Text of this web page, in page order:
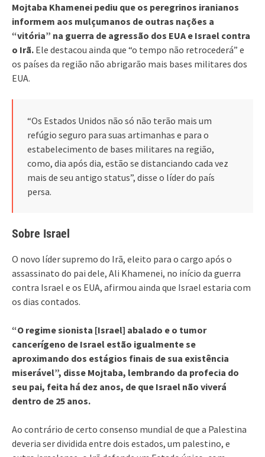
Mojtaba Khamenei pediu que os peregrinos iranianos
informem aos mulçumanos de outras nações a
“vitória” na guerra de agressão dos EUA e Israel contra
o Irã. Ele destacou ainda que “o tempo não retrocederá” e
os países da região não abrigarão mais bases militares dos
EUA.
“Os Estados Unidos não só não terão mais um
refúgio seguro para suas artimanhas e para o
estabelecimento de bases militares na região,
como, dia após dia, estão se distanciando cada vez
mais de seu antigo status”, disse o líder do país
persa.
Sobre Israel
O novo líder supremo do Irã, eleito para o cargo após o
assassinato do pai dele, Ali Khamenei, no início da guerra
contra Israel e os EUA, afirmou ainda que Israel estaria com
os dias contados.
“O regime sionista [Israel] abalado e o tumor
cancerígeno de Israel estão igualmente se
aproximando dos estágios finais de sua existência
miserável”, disse Mojtaba, lembrando da profecia do
seu pai, feita há dez anos, de que Israel não viverá
dentro de 25 anos.
Ao contrário de certo consenso mundial de que a Palestina
deveria ser dividida entre dois estados, um palestino, e